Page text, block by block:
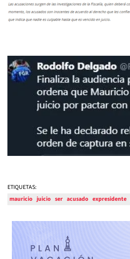
ETIQUETAS:
mauricio juicio ser acusado expresidente